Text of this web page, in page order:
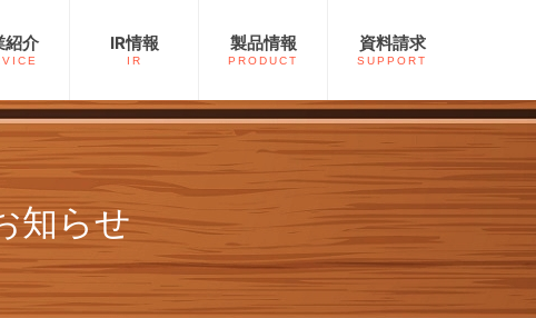
紹介 IR情報
IR
製品情報
PRODUCT
資料請求
SUPPORT
知らせ